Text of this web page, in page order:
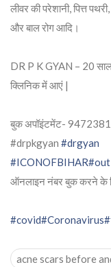
लीवर की परेशानी, पित्त
और बाल रोग आदि।
DR P K GYAN – 20
क्लिनिक में आएं |
बुक अपॉइंटमेंट-
#drpkgyan #drgyan
#ICONOFBIHAR
ऑनलाइन नंबर बुक करने के
#covid#Coronavirus
acne scars before